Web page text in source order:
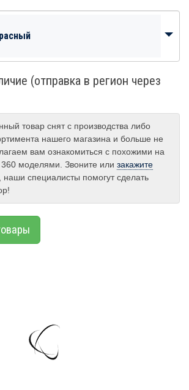
(отправка в регион через
товар снят с производства либо
нашего магазина и больше не
вам ознакомиться с похожими на
моделями. Звоните или закажите
, наши специалисты помогут сделать